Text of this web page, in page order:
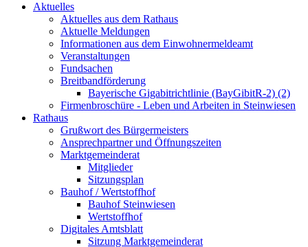
Aktuelles
Aktuelles aus dem Rathaus
Aktuelle Meldungen
Informationen aus dem Einwohnermeldeamt
Veranstaltungen
Fundsachen
Breitbandförderung
Bayerische Gigabitrichtlinie (BayGibitR-2) (2)
Firmenbroschüre - Leben und Arbeiten in Steinwiesen
Rathaus
Grußwort des Bürgermeisters
Ansprechpartner und Öffnungszeiten
Marktgemeinderat
Mitglieder
Sitzungsplan
Bauhof / Wertstoffhof
Bauhof Steinwiesen
Wertstoffhof
Digitales Amtsblatt
Sitzung Marktgemeinderat